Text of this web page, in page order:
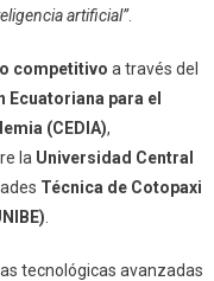
artificial”.
competitivo a través del
Ecuatoriana para el
(CEDIA),
la Universidad Central
Técnica de Cotopaxi
tecnológicas avanzadas